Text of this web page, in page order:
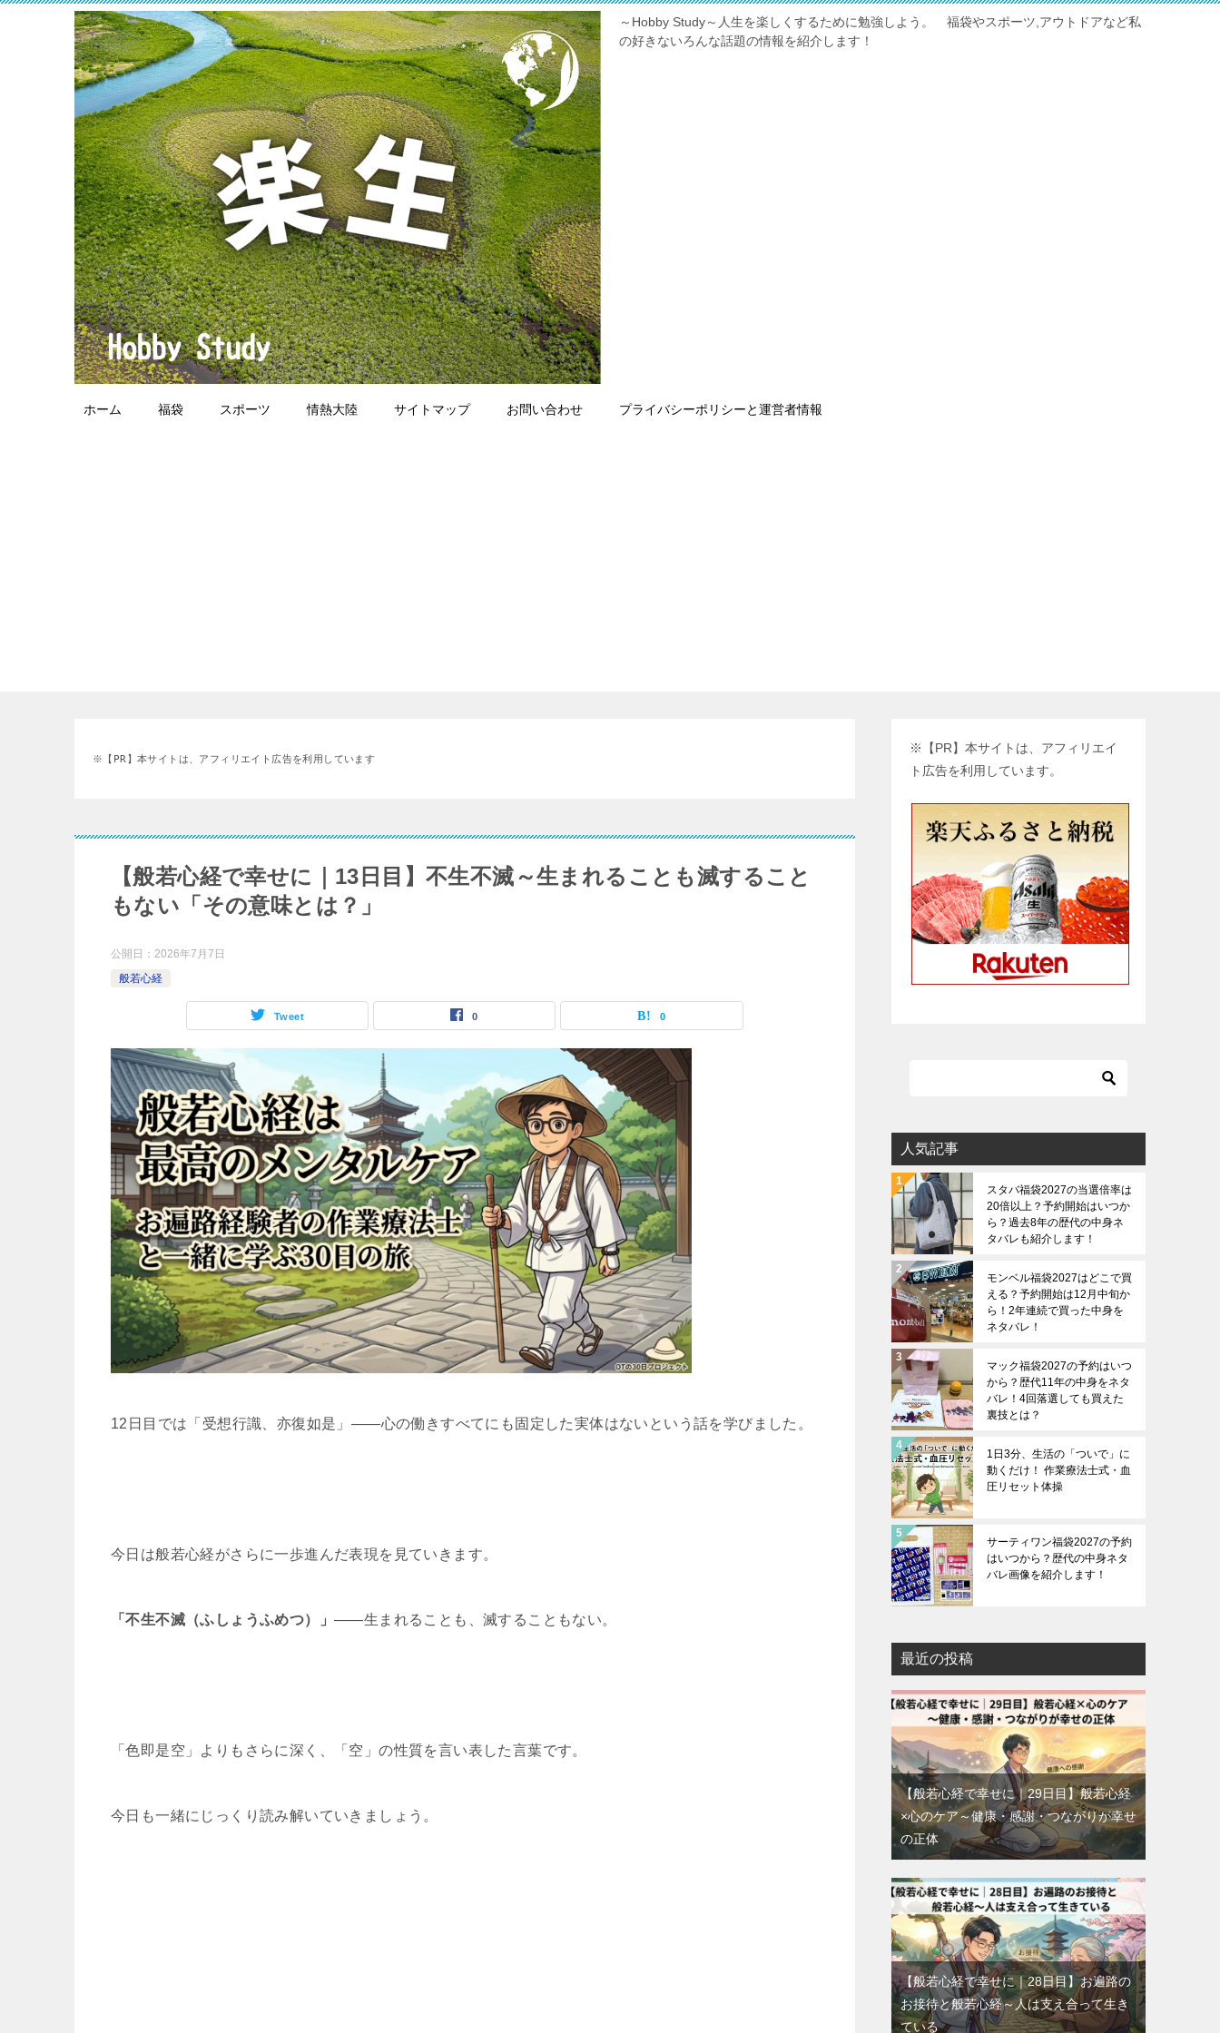
～Hobby Study～人生を楽しくするために勉強しよう。 福袋やスポーツ,アウトドアなど私
の好きないろんな話題の情報を紹介します！
ホーム 福袋 スポーツ 情熱大陸 サイトマップ お問い合わせ プライバシーポリシーと運営者情報
※【PR】本サイトは、アフィリエイト広告を利用しています
【般若心経で幸せに｜13日目】不生不滅～生まれることも滅すること
もない「その意味とは？」
公開日： 2026年7月7日
般若心経
Tweet 0 0
12日目では「受想行識、亦復如是」——心の働きすべてにも固定した実体はないという話を学びました。
今日は般若心経がさらに一歩進んだ表現を見ていきます。
「不生不滅（ふしょうふめつ）」——生まれることも、滅することもない。
「色即是空」よりもさらに深く、「空」の性質を言い表した言葉です。
今日も一緒にじっくり読み解いていきましょう。
※【PR】本サイトは、アフィリエイ
ト広告を利用しています。
人気記事
スタバ福袋2027の当選倍率は
20倍以上？予約開始はいつか
ら？過去8年の歴代の中身ネ
タバレも紹介します！
モンベル福袋2027はどこで買
える？予約開始は12月中旬か
ら！2年連続で買った中身を
ネタバレ！
マック福袋2027の予約はいつ
から？歴代11年の中身をネタ
バレ！4回落選しても買えた
裏技とは？
1日3分、生活の「ついで」に
動くだけ！ 作業療法士式・血
圧リセット体操
サーティワン福袋2027の予約
はいつから？歴代の中身ネタ
バレ画像を紹介します！
最近の投稿
【般若心経で幸せに｜29日目】般若心経
×心のケア～健康・感謝・つながりが幸せ
の正体
【般若心経で幸せに｜28日目】お遍路の
お接待と般若心経～人は支え合って生き
ている